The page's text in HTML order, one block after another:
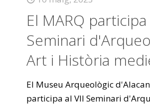
El MARQ participa
Seminari
Art i Història
El Museu Arqueològic
participa al VII Seminari